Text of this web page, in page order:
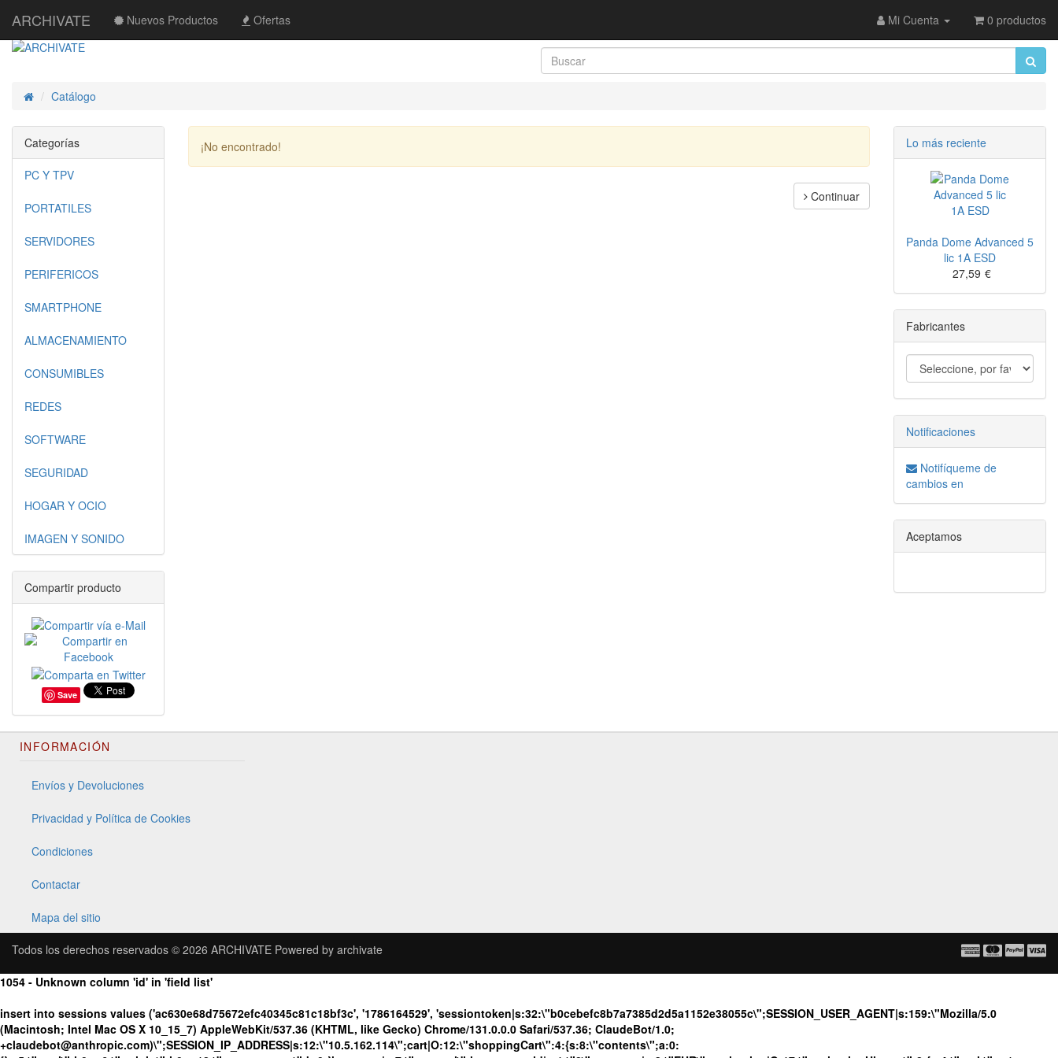
ARCHIVATE Nuevos Productos Ofertas Mi Cuenta 0 productos
InicioCatálogo
¡No encontrado!
Continuar
Categorías
PC Y TPV
PORTATILES
SERVIDORES
PERIFERICOS
SMARTPHONE
ALMACENAMIENTO
CONSUMIBLES
REDES
SOFTWARE
SEGURIDAD
HOGAR Y OCIO
IMAGEN Y SONIDO
Compartir producto
Save
Lo más reciente
Panda Dome Advanced 5
lic 1A ESD
27,59 €
Fabricantes
Notificaciones
Notifíqueme de
cambios en
Aceptamos
INFORMACIÓN
Envíos y Devoluciones
Privacidad y Política de Cookies
Condiciones
Contactar
Mapa del sitio
Todos los derechos reservados © 2026 ARCHIVATE Powered by archivate
1054 - Unknown column 'id' in 'field list'
insert into sessions values ('ac630e68d75672efc40345c81c18bf3c', '1786164529', 'sessiontoken|s:32:\"b0cebefc8b7a7385d2d5a1152e38055c\";SESSION_USER_AGENT|s:159:\"Mozilla/5.0
(Macintosh; Intel Mac OS X 10_15_7) AppleWebKit/537.36 (KHTML, like Gecko) Chrome/131.0.0.0 Safari/537.36; ClaudeBot/1.0;
+claudebot@anthropic.com)\";SESSION_IP_ADDRESS|s:12:\"10.5.162.114\";cart|O:12:\"shoppingCart\":4:{s:8:\"contents\";a:0: